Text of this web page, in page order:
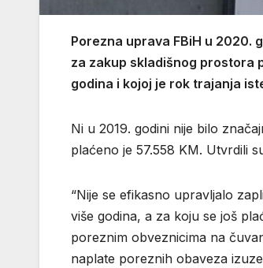
Porezna uprava FBiH u 2020.
za zakup skladišnog prostora
godina i kojoj je rok trajanja
Ni u 2019. godini nije bilo
plaćeno je 57.558 KM. Utvrdili
“Nije se efikasno upravljalo
više godina, a za koju se još
poreznim obveznicima na
naplate poreznih obaveza